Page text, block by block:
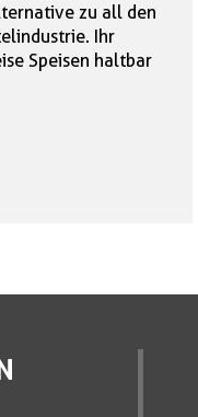
zu all den
Ihr
Speisen haltbar